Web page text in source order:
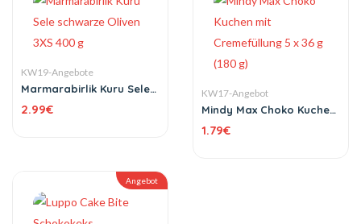
KW19-Angebote
Marmarabirlik Kuru Sele
g
2.99€
KW17-Angebot
Mindy Max Choko Kuchen
(180 g)
1.79€
Angebot